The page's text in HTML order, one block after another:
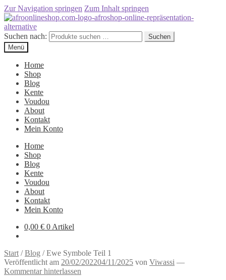
Zur Navigation springen Zum Inhalt springen
Suchen nach:
Suchen
Menü
Home
Shop
Blog
Kente
Voudou
About
Kontakt
Mein Konto
Home
Shop
Blog
Kente
Voudou
About
Kontakt
Mein Konto
0,00 € 0 Artikel
Start /Blog /Ewe Symbole Teil 1
Veröffentlicht am 20/02/202204/11/2025 von Viwassi —
Kommentar hinterlassen